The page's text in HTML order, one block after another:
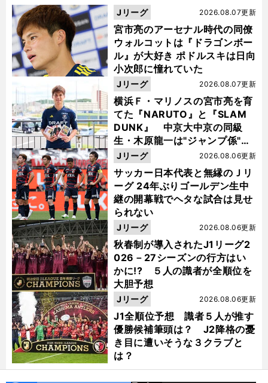
宮市亮のアーセナル時代の同僚
ウォルコットは『ドラゴンボー
ル』が大好き ポドルスキは日向
小次郎に憧れていた
2026.08.07更新
Jリーグ
横浜Ｆ・マリノスの宮市亮を育
てた『NARUTO』と『SLAM
DUNK』 中京大中京の同級
生・木原龍一は"ジャンプ係"だ
った
2026.08.07更新
Jリーグ
サッカー日本代表と無縁のＪリ
ーグ 24年ぶりゴールデン生中
継の開幕戦でヘタな試合は見せ
られない
2026.08.06更新
Jリーグ
秋春制が導入されたJ1リーグ2
026－27シーズンの行方はい
かに!? ５人の識者が全順位を
大胆予想
2026.08.06更新
Jリーグ
J1全順位予想 識者５人が推す
優勝候補筆頭は？ J2降格の憂
き目に遭いそうな３クラブと
は？
2026.08.06更新
Jリーグ